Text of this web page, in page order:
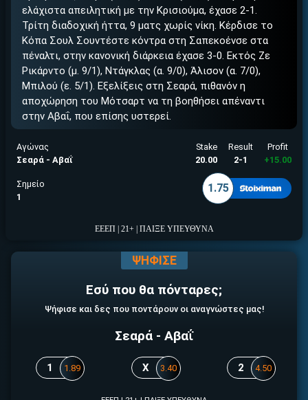
ελάχιστα απειλητική με την Κρισιούμα, έχασε 2-1.
Τρίτη διαδοχική ήττα, 9 ματς χωρίς νίκη. Κέρδισε το
Κόπα Σουλ Σουντέστε κόντρα στη Σαπεκοένσε στα
πέναλτι, στην κανονική διάρκεια έχασε 3-0. Εκτός Ζε
Ρικάρντο (μ. 9/1), Ντάγκλας (α. 9/0), Άλισον (α. 7/0),
Μπιλού (ε. 5/1). Εξελίξεις στη Σεαρά, πιθανόν η
αποχώρηση του Μότσαρτ να τη βοηθήσει απέναντι
στην Αβαΐ, που επίσης υστερεί.
Αγώνας
Σεαρά - Αβαΐ
Stake
20.00
Result
2-1
Profit
+15.00
Σημείο
1
1.75
ΕΕΕΠ | 21+ | ΠΑΙΞΕ ΥΠΕΥΘΥΝΑ
ΨΗΦΙΣΕ
Εσύ που θα πόνταρες;
Ψήφισε και δες που ποντάρουν οι αναγνώστες μας!
Σεαρά - Αβαΐ
1 1.89 X 3.40 2 4.50
ΕΓΚΡΙΣΗ ΑΠΟ ΑΡΧΟΝΤΑ ΕΓΚΡΙΣΗ ΑΠΟ ΑΡΧΟΝΤΑ